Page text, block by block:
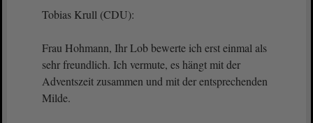
Tobias Krull (CDU):
Frau Hohmann, Ihr Lob bewerte ich erst einmal als
sehr freundlich. Ich vermute, es hängt mit der
Adventszeit zusammen und mit der entsprechenden
Milde.